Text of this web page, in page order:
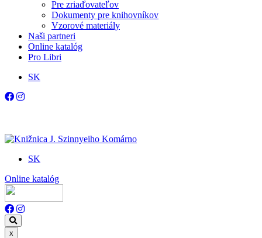
Pre zriaďovateľov
Dokumenty pre knihovníkov
Vzorové materiály
Naši partneri
Online katalóg
Pro Libri
SK
SK
Online katalóg
x